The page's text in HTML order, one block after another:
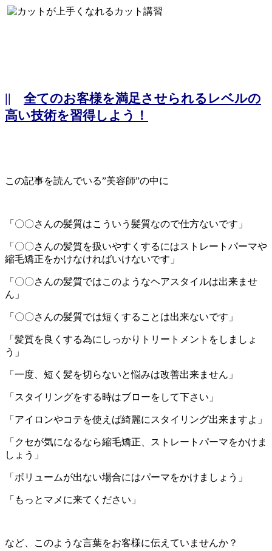
|| 全てのお客様を満足させられるレベルの
高い技術を習得しよう！
この記事を読んでいる”美容師”の中に
「〇〇さんの髪質はこういう髪質なので仕方ないです」
「〇〇さんの髪質を扱いやすくするにはストレートパーマや
縮毛矯正をかけなければいけないです」
「〇〇さんの髪質ではこのようなヘアスタイルは出来ませ
ん」
「〇〇さんの髪質では短くすることは出来ないです」
「髪質を良くする為にしっかりトリートメントをしましょ
う」
「一度、短く髪を切らないと悩みは改善出来ません」
「スタイリングをする時はブローをして下さい」
「アイロンやコテを使えば綺麗にスタイリング出来ますよ」
「クセが気になるなら縮毛矯正、ストレートパーマをかけま
しょう」
「ボリュームが出ない場合にはパーマをかけましょう」
「もっとマメに来てください」
など、このような言葉をお客様に伝えていませんか？